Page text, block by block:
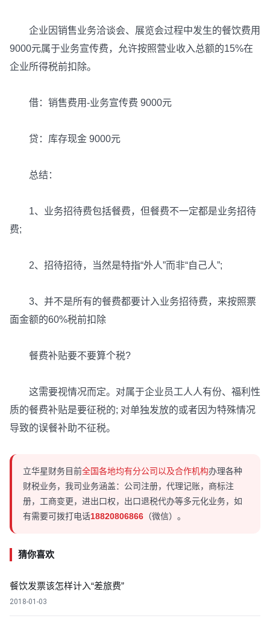
企业因销售业务洽谈会、展览会过程中发生的餐饮费用
9000元属于业务宣传费，允许按照营业收入总额的15%在
企业所得税前扣除。
借：销售费用-业务宣传费 9000元
贷：库存现金 9000元
总结：
1、业务招待费包括餐费，但餐费不一定都是业务招待
费;
2、招待招待，当然是特指“外人”而非“自己人”;
3、并不是所有的餐费都要计入业务招待费，来按照票
面金额的60%税前扣除
餐费补贴要不要算个税?
这需要视情况而定。对属于企业员工人人有份、福利性
质的餐费补贴是要征税的; 对单独发放的或者因为特殊情况
导致的误餐补助不征税。
立华星财务目前全国各地均有分公司以及合作机构办理各种
财税业务，我司业务涵盖：公司注册，代理记账，商标注
册，工商变更，进出口权，出口退税代办等多元化业务，如
有需要可拨打电话18820806866 （微信）。
猜你喜欢
餐饮发票该怎样计入“差旅费”
2018-01-03